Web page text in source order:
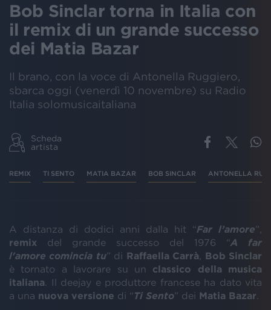
Bob Sinclar torna in Italia con
il remix di un grande successo
dei Matia Bazar
Il brano, con la voce di Antonella Ruggiero,
sbarca oggi (venerdì 10 novembre) su Radio
Italia solomusicaitaliana
Scheda
artista
REMIX TI SENTO MATIA BAZAR BOB SINCLAR ANTONELLA
A distanza di dodici anni dalla hit “Far l’amore”,
remix del grande successo del 1976 “A far
l'amore comincia tu” di Raffaella Carrà
Bob Sinclar
è tornato a lavorare su un classico della musica
italiana . Il deejay e produttore francese ha dato vita
a una nuova versione di “Ti Sento” dei Matia Bazar